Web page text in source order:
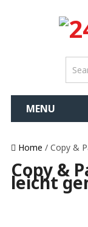
MENU
Home / Copy &
Copy &
leicht